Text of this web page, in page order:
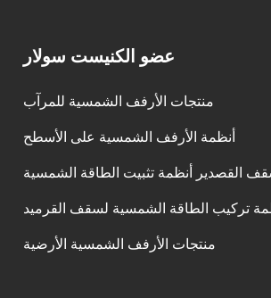
عضو الكنيست سولار
منتجات الأرفف الشمسية للمرآب
أنظمة الأرفف الشمسية على الأسطح
القصدير أنظمة تثبيت الطاقة الشمسية
تركيب الطاقة الشمسية لسقف القرميد
منتجات الأرفف الشمسية الأرضية